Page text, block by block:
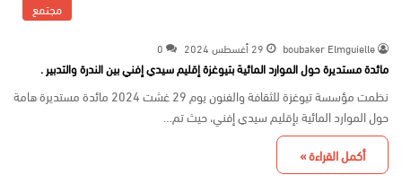
مجتمع
boubaker Elmguielle 29 أغسطس 2024 0
مائدة مستديرة حول الموارد المائية بتيوغزة إقليم سيدي إفني بين الندرة والتدبير .
نظمت مؤسسة تيوغزة للثقافة والفنون يوم 29 غشت 2024 مائدة مستديرة هامة
حول الموارد المائية بإقليم سيدي إفني، حيث تم…
أكمل القراءة »